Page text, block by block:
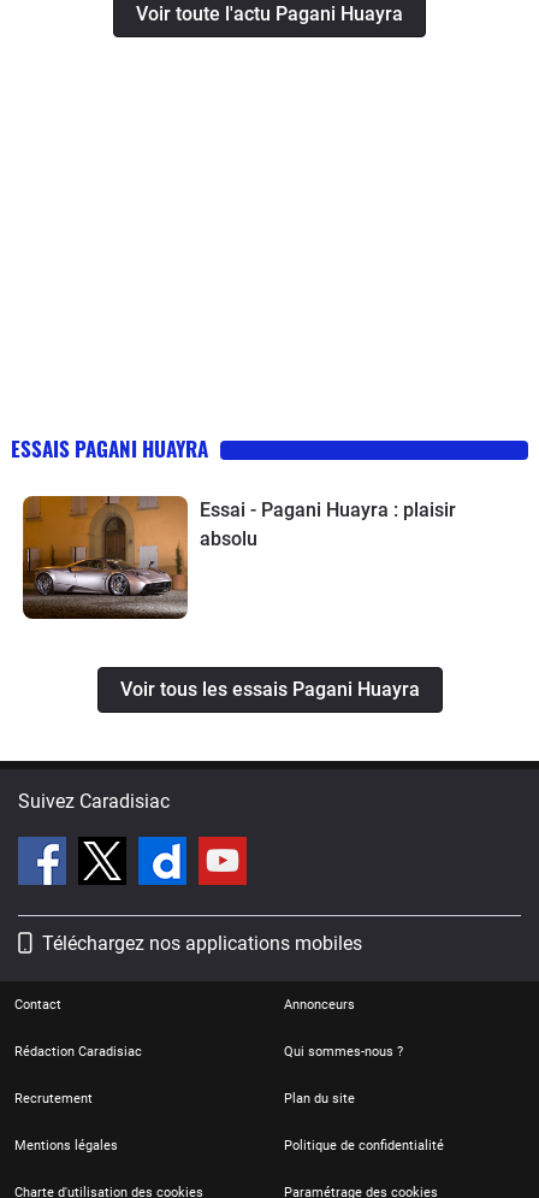
Voir toute l'actu Pagani Huayra
ESSAIS PAGANI HUAYRA
Essai - Pagani Huayra : plaisir
absolu
Voir tous les essais Pagani Huayra
Suivez Caradisiac
Téléchargez nos applications mobiles
Contact Annonceurs
Rédaction Caradisiac Qui sommes-nous ?
Recrutement Plan du site
Mentions légales Politique de confidentialité
Charte d'utilisation des cookies Paramétrage des cookies